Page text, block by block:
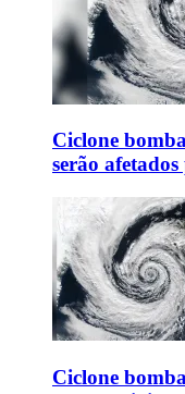
Ciclone
serão
Ciclone